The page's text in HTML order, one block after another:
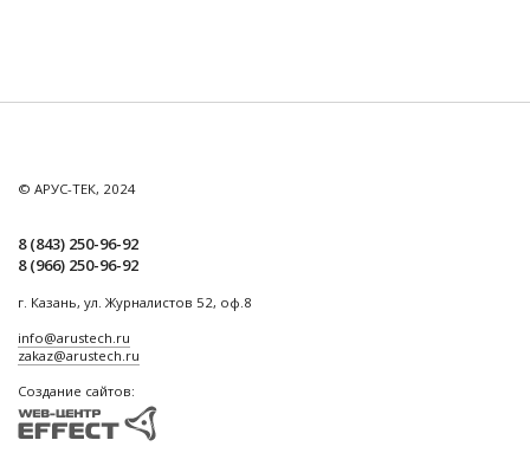
© АРУС-ТЕК, 2024
8 (843) 250-96-92
8 (966) 250-96-92
г. Казань, ул. Журналистов 52, оф.8
info@arustech.ru
zakaz@arustech.ru
Создание сайтов: